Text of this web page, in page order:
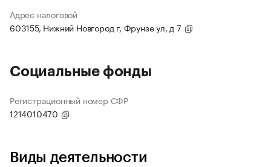
Адрес налоговой
603155, Нижний Новгород г, Фрунзе ул, д 7
Социальные фонды
Регистрационный номер СФР
1214010470
Виды деятельности